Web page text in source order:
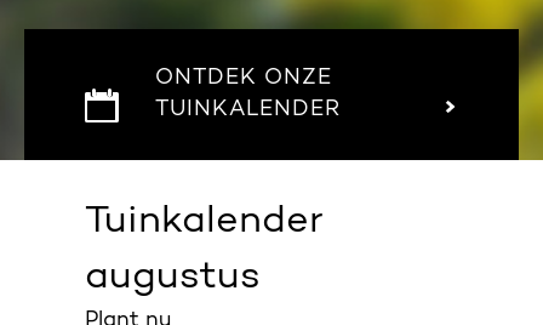
ONTDEK ONZE
TUINKALENDER
Tuinkalender
augustus